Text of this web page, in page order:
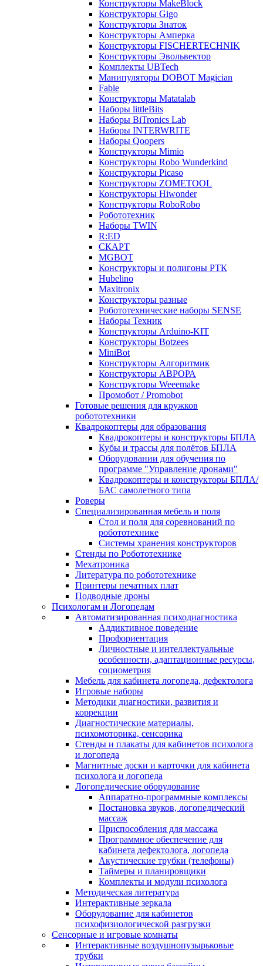
Конструкторы MakeBlock
Конструкторы Gigo
Конструкторы Знаток
Конструкторы Амперка
Конструкторы FISCHERTECHNIK
Конструкторы Эвольвектор
Комплекты UBTech
Манипуляторы DOBOT Magician
Fable
Конструкторы Matatalab
Наборы littleBits
Наборы BiTronics Lab
Наборы INTERWRITE
Наборы Qoopers
Конструкторы Mimio
Конструкторы Robo Wunderkind
Конструкторы Picaso
Конструкторы ZOMETOOL
Конструкторы Hiwonder
Конструкторы RoboRobo
Робототехник
Наборы TWIN
R:ED
СКАРТ
MGBOT
Конструкторы и полигоны РТК
Hubelino
Maxitronix
Конструкторы разные
Робототехнические наборы SENSE
Наборы Техник
Конструкторы Arduino-KIT
Конструкторы Botzees
MiniBot
Конструкторы Алгоритмик
Конструкторы АВРОРА
Конструкторы Weeemake
Промобот / Promobot
Готовые решения для кружков
робототехники
Квадрокоптеры для образования
Квадрокоптеры и конструкторы БПЛА
Кубы и трассы для полётов БПЛА
Оборудовании для обучения по
программе "Управление дронами"
Квадрокоптеры и конструкторы БПЛА/
БАС самолетного типа
Роверы
Специализированная мебель и поля
Стол и поля для соревнований по
робототехнике
Системы хранения конструкторов
Стенды по Робототехнике
Мехатроника
Литература по робототехнике
Принтеры печатных плат
Подводные дроны
Психологам и Логопедам
Автоматизированная психодиагностика
Аддиктивное поведение
Профориентация
Личностные и интеллектуальные
особенности, адаптационные ресурсы,
социометрия
Мебель для кабинета логопеда, дефектолога
Игровые наборы
Методики диагностики, развития и
коррекции
Диагностические материалы,
психомоторика, сенсорика
Стенды и плакаты для кабинетов психолога
и логопеда
Магнитные доски и карточки для кабинета
психолога и логопеда
Логопедические оборудование
Аппаратно-программные комплексы
Постановка звуков, логопедический
массаж
Приспособления для массажа
Программное обеспечение для
кабинета дефектолога, логопеда
Акустические трубки (телефоны)
Таймеры и планировщики
Комплекты и модули психолога
Методическая литература
Интерактивные зеркала
Оборудование для кабинетов
психофизиологической разгрузки
Сенсорные и игровые комнаты
Интерактивные воздушнопузырьковые
трубки